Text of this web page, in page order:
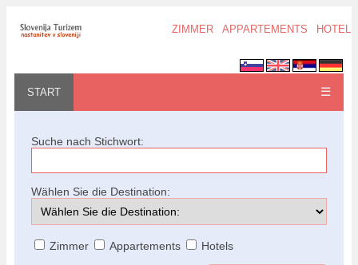
ZIMMER APPARTEMENTS HOTELS
START ☰
Suche nach Stichwort:
Wählen Sie die Destination:
Zimmer Appartements Hotels